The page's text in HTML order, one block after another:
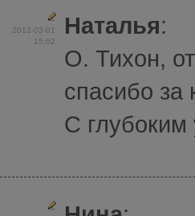
2012-03-01
15:02
Наталья:
О. Тихон,
спасибо за
С